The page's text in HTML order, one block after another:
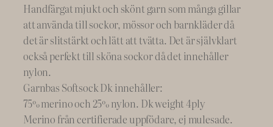
Handfärgat mjukt och skönt garn som många gillar
att använda till sockor, mössor och barnkläder då
det är slitstärkt och lätt att tvätta. Det är självklart
också perfekt till sköna sockor då det innehåller
nylon.
Garnbas Softsock Dk innehåller:
75% merino och 25% nylon. Dk weight 4ply
Merino från certifierade uppfödare, ej mulesade.